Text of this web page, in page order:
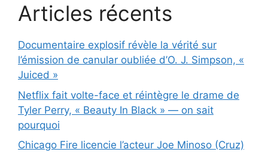
Articles récents
Documentaire explosif révèle la vérité sur
l’émission de canular oubliée d’O. J. Simpson, «
Juiced »
Netflix fait volte-face et réintègre le drame de
Tyler Perry, « Beauty In Black » — on sait
pourquoi
Chicago Fire licencie l’acteur Joe Minoso (Cruz)